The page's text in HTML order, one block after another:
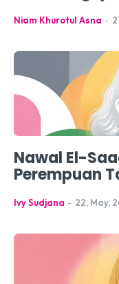
Niam Khurotul Asna -
Nawal El-
Perempuan
Ivy Sudjana - 22, May,